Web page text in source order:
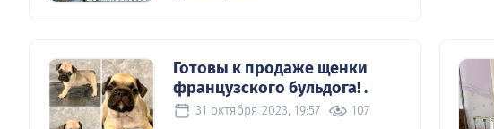
Готовы к продаже щенки
французского бульдога! .
31 октября 2023, 19:57 107